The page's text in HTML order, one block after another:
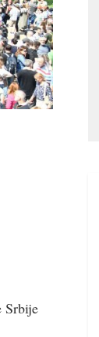
Srbije